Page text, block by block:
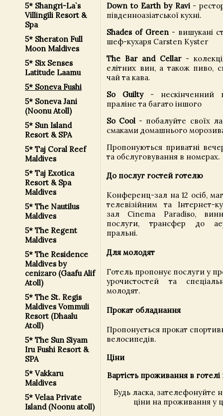
5* Shangri-La`s
Villingili Resort &
Spa
5* Sheraton Full
Moon Maldives
5* Six Senses
Latitude Laamu
5* Soneva Fushi
5* Soneva Jani
(Noonu Atoll)
5* Sun Island
Resort & SPA
5* Taj Coral Reef
Maldives
5* Taj Exotica
Resort & Spa
Maldives
5* The Nautilus
Maldives
5* The Regent
Maldives
5* The Residence
Maldives by
cenizaro (Gaafu Alif
Atoll)
5* The St. Regis
Maldives Vommuli
Resort (Dhaalu
Atoll)
5* The Sun Siyam
Iru Fushi Resort &
SPA
5* Vakkaru
Maldives
5* Velaa Private
Island (Noonu atoll)
Down to Earth by Ravi-
південноазіатської кухні.
Shades of Green - вишукані
шеф-кухаря Carsten Kyster
The Bar and Cellar-
елітних вин, а також пиво,
чай та кава.
So Guilty- нескінченний
праліне та багато іншого
So Cool - побалуйте своїх
смаками домашнього
Пропонуються приватні
та обслуговування в номерах.
До послуг гостей готелю
Конференц-зал на 12 осіб,
телевізійним та Інтернет-
зал Cinema Paradiso,
послуги, трансфер до
пральні.
Для молодят
Готель пропонує послуги у
урочистостей та
молодят.
Прокат обладнання
Пропонується прокат
велосипедів.
Ціни
Вартість проживання в
Будь ласка, зателефонуйте
ціни на проживання у